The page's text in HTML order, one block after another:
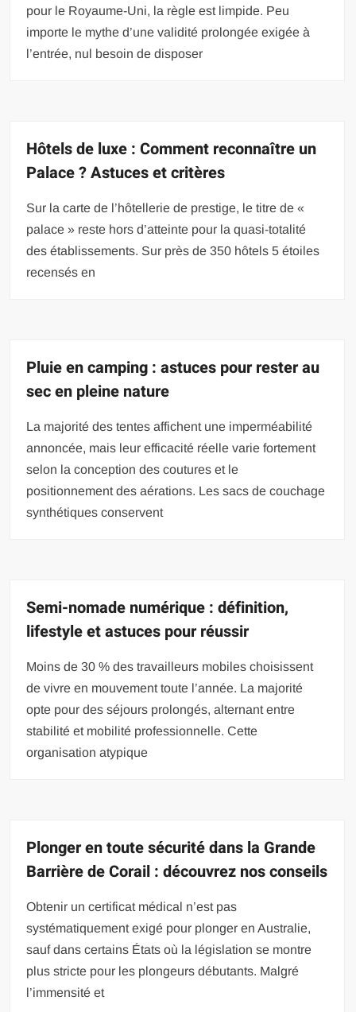
pour le Royaume-Uni, la règle est limpide. Peu
importe le mythe d’une validité prolongée exigée à
l’entrée, nul besoin de disposer
Hôtels de luxe : Comment reconnaître un
Palace ? Astuces et critères
Sur la carte de l’hôtellerie de prestige, le titre de «
palace » reste hors d’atteinte pour la quasi-totalité
des établissements. Sur près de 350 hôtels 5 étoiles
recensés en
Pluie en camping : astuces pour rester au
sec en pleine nature
La majorité des tentes affichent une imperméabilité
annoncée, mais leur efficacité réelle varie fortement
selon la conception des coutures et le
positionnement des aérations. Les sacs de couchage
synthétiques conservent
Semi-nomade numérique : définition,
lifestyle et astuces pour réussir
Moins de 30 % des travailleurs mobiles choisissent
de vivre en mouvement toute l’année. La majorité
opte pour des séjours prolongés, alternant entre
stabilité et mobilité professionnelle. Cette
organisation atypique
Plonger en toute sécurité dans la Grande
Barrière de Corail : découvrez nos conseils
Obtenir un certificat médical n’est pas
systématiquement exigé pour plonger en Australie,
sauf dans certains États où la législation se montre
plus stricte pour les plongeurs débutants. Malgré
l’immensité et